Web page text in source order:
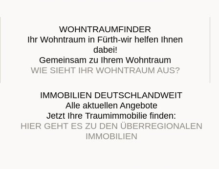
WOHNTRAUMFINDER
Ihr Wohntraum in Fürth-wir helfen Ihnen
dabei!
Gemeinsam zu Ihrem Wohntraum
WIE SIEHT IHR WOHNTRAUM AUS?
IMMOBILIEN DEUTSCHLANDWEIT
Alle aktuellen Angebote
Jetzt Ihre Traumimmobilie finden:
HIER GEHT ES ZU DEN ÜBERREGIONALEN
IMMOBILIEN